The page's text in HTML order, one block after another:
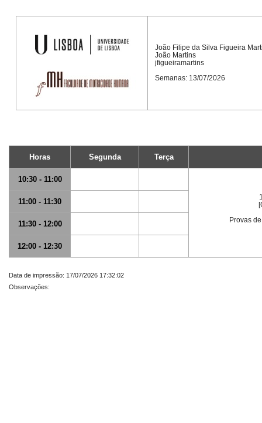
João Filipe da Silva Figueira
João Martins
jfigueiramartins
Semanas: 13/07/2026
Horas Segunda Terça
10:30 - 11:00
Provas
11:00 - 11:30
11:30 - 12:00
12:00 - 12:30
Data de impressão: 17/07/2026 17:32:02
Observações: